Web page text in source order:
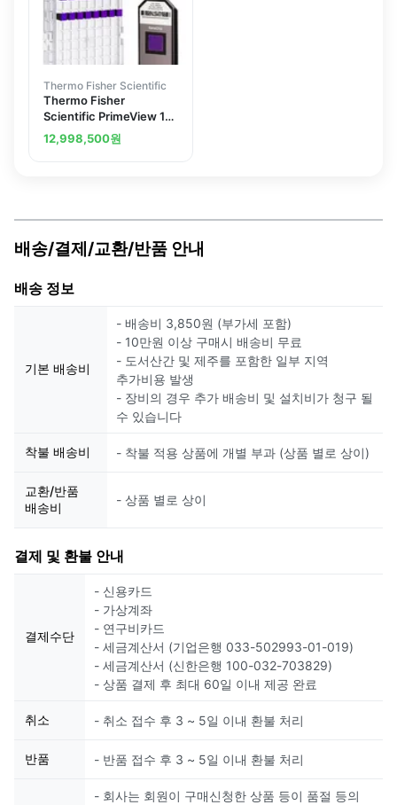
Thermo Fisher Scientific
Thermo Fisher
Scientific PrimeView 16
Global Gene Expression
Profile Assay
12,998,500원
배송/결제/교환/반품 안내
배송 정보
기본 배송비
- 배송비 3,850원 (부가세 포함)
- 10만원 이상 구매시 배송비 무료
- 도서산간 및 제주를 포함한 일부 지역
추가비용 발생
- 장비의 경우 추가 배송비 및 설치비가 청구 될
수 있습니다
착불 배송비 - 착불 적용 상품에 개별 부과 (상품 별로 상이)
교환/반품
배송비
- 상품 별로 상이
결제 및 환불 안내
결제수단
- 신용카드
- 가상계좌
- 연구비카드
- 세금계산서 (기업은행 033-502993-01-019)
- 세금계산서 (신한은행 100-032-703829)
- 상품 결제 후 최대 60일 이내 제공 완료
취소 - 취소 접수 후 3 ~ 5일 이내 환불 처리
반품 - 반품 접수 후 3 ~ 5일 이내 환불 처리
- 회사는 회원이 구매신청한 상품 등이 품절 등의